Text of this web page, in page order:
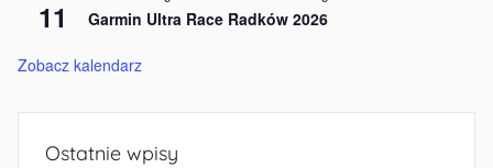
11 Garmin Ultra Race Radków 2026
Zobacz kalendarz
Ostatnie wpisy